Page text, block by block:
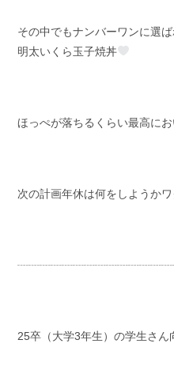
その中でもナンバーワンに選ば
明太いくら玉子焼丼
ほっぺが落ちるくらい最高に
次の計画年休は何をしようか
25卒（大学3年生）の学生さん